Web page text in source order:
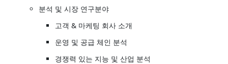
분석 및 시장 연구분야
고객 & 마케팅 회사 소개
운영 및 공급 체인 분석
경쟁력 있는 지능 및 산업 분석